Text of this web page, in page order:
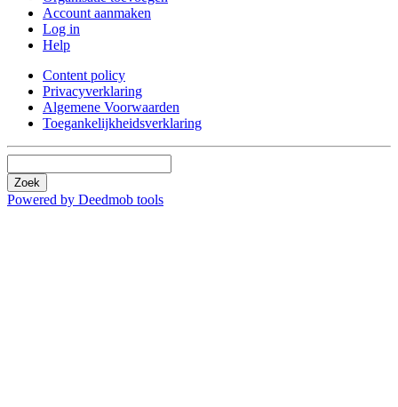
Account aanmaken
Log in
Help
Content policy
Privacyverklaring
Algemene Voorwaarden
Toegankelijkheidsverklaring
Zoek
Powered by Deedmob tools